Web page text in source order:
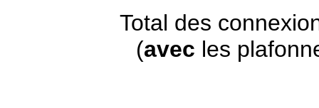
Total des
(avec les